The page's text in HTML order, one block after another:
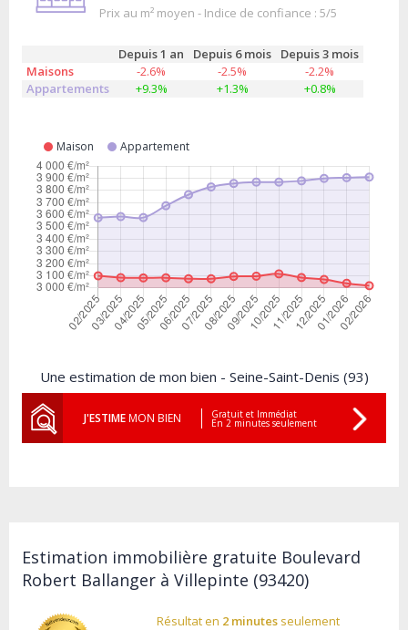
Prix au m² moyen - Indice de confiance : 5/5
Depuis 1 an Depuis 6 mois
Depuis 3 mois
Maisons
-2.6% -2.5%
-2.2%
Appartements
+9.3% +1.3% +0.8%
Maison Appartement
Une estimation de mon bien - Seine-Saint-Denis (93)
J'ESTIMEMON BIEN Gratuit et Immédiat
En 2 minutes seulement
Estimation immobilière gratuite Boulevard
Robert Ballanger à Villepinte (93420)
Résultat en 2 minutes seulement